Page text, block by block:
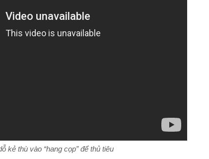
kẻ thù vào “hang cọp” để thủ tiêu